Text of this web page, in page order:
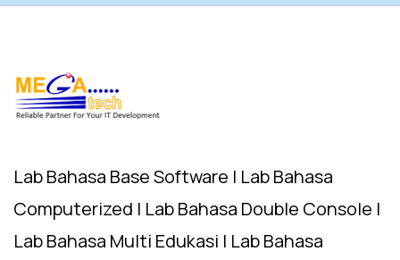
Lab Bahasa Base Software | Lab Bahasa
Computerized | Lab Bahasa Double Console |
Lab Bahasa Multi Edukasi | Lab Bahasa